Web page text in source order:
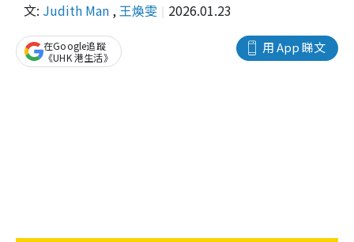
文: Judith Man ,王煥雯 2026.01.23
用 App 睇文
在Google追蹤
《UHK 港生活》